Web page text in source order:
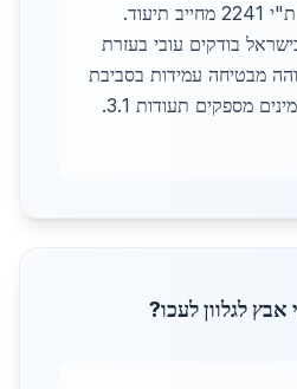
(1000 שעות). תקן ת"י 2241 מחייב תיעוד.
בודקים עובי בעזרת
מבטיחה עמידות בסביבת
עכו הלחה. ספקים אמינים מספקים תעודות 3.1.
לגלוון לעכו?